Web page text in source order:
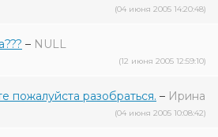
(04 июня 2005 14:20:48)
– NULL
(12 июня 2005 12:59:10)
пожалуйста разобраться. – Ирина
(04 июня 2005 10:08:42)